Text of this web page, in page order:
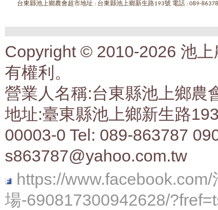
台東縣池上鄉農會超市地址 : 台東縣池上鄉新生路193號 電話 : 089-
Copyright © 2010-2026 池
有權利。
營業人名稱:台東縣池上鄉農
地址:臺東縣池上鄉新生路
00003-0 Tel: 089-863787
s863787@yahoo.com.tw
https://
場-690817300942628/